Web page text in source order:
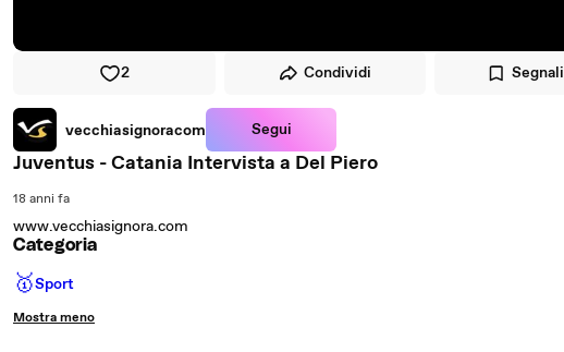
2 Condividi
vecchiasignoracom Segui
Juventus - Catania Intervista a Del Piero
18 anni fa
www.vecchiasignora.com
Categoria
🥇Sport
Mostra meno